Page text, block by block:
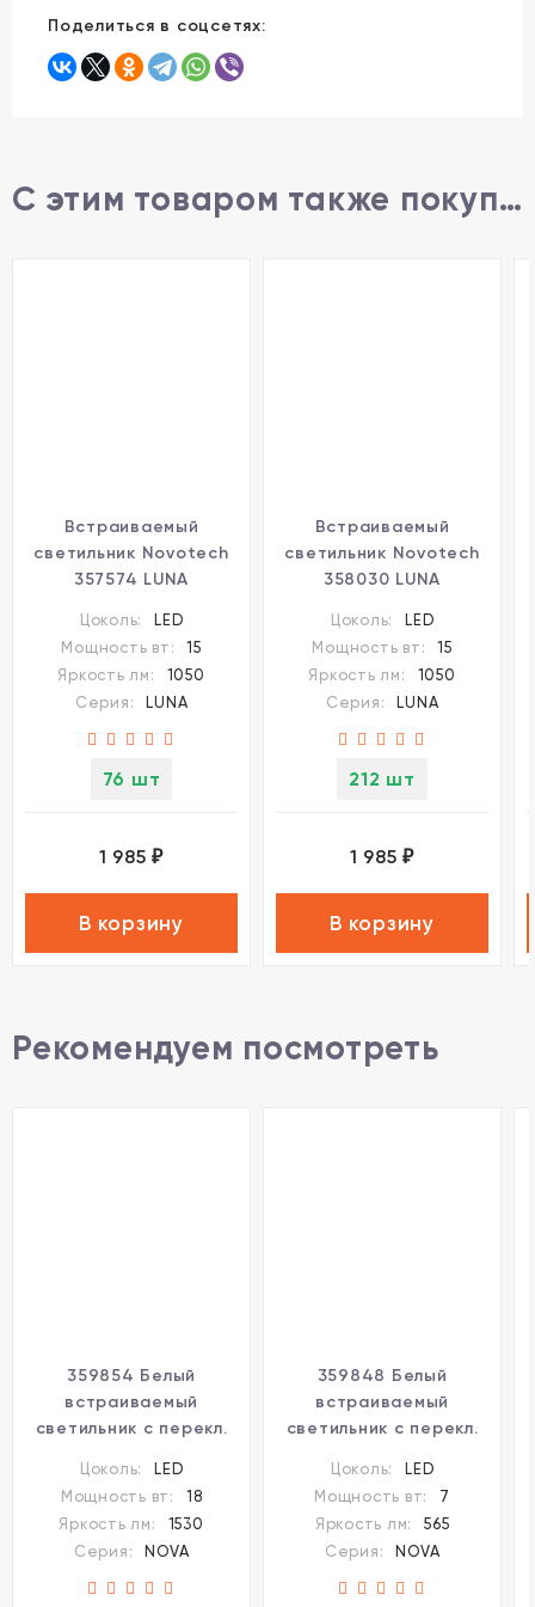
Поделиться в соцсетях:
С этим товаром также покупают
Встраиваемый
светильник Novotech
357574 LUNA
15W
Цоколь:
LED
Мощность вт:
15
Яркость лм:
1050
Серия:
LUNA
76 шт
1 985₽
В корзину
Встраиваемый
светильник Novotech
358030 LUNA
15W
Цоколь:
LED
Мощность вт:
15
Яркость лм:
1050
Серия:
LUNA
212 шт
1 985₽
В корзину
Рекомендуем посмотреть
359854 Белый
встраиваемый
светильник с перекл.
антибликовым
фильтром 18Вт 1530Лм
2700;3200;4000К
UGR19 CRI90 36° IP20
Novotech NOVA
Цоколь:
LED
Мощность вт:
18
Яркость лм:
1530
Серия:
NOVA
359848 Белый
встраиваемый
светильник с перекл.
антибликовым
фильтром 7Вт 565Лм
2700;3200;4000К
UGR19 CRI90 36° IP20
Novotech NOVA
Цоколь:
LED
Мощность вт:
7
Яркость лм:
565
Серия:
NOVA